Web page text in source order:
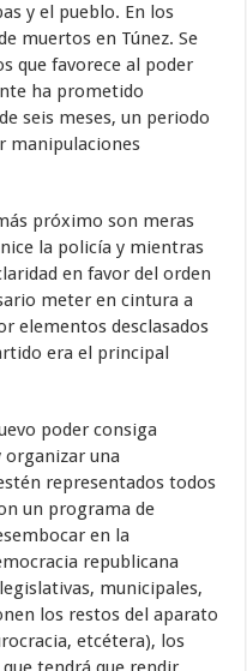
y el pueblo. En los
muertos en Túnez. Se
que favorece al poder
ha prometido
seis meses, un periodo
manipulaciones
próximo son meras
la policía y mientras
en favor del orden
meter en cintura a
elementos desclasados
era el principal
poder consiga
organizar una
representados todos
un programa de
en la
republicana
municipales,
los restos del aparato
etcétera), los